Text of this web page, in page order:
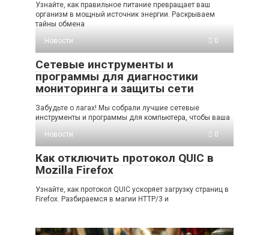
Узнайте, как правильное питание превращает ваш
организм в мощный источник энергии. Раскрываем
тайны обмена
Новости
0
Сетевые инструменты и
программы для диагностики
мониторинга и защиты сети
Забудьте о лагах! Мы собрали лучшие сетевые
инструменты и программы для компьютера, чтобы ваша
Новости
0
Как отключить протокол QUIC в
Mozilla Firefox
Узнайте, как протокол QUIC ускоряет загрузку страниц в
Firefox. Разбираемся в магии HTTP/3 и